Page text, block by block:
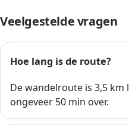
Veelgestelde vragen
Hoe lang is de route?
De wandelroute is 3,5 km
ongeveer 50 min over.